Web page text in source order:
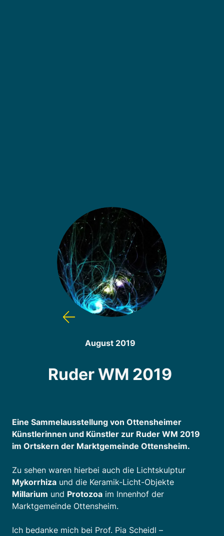
August 2019
Ruder WM 2019
Eine Sammelausstellung von Ottensheimer
Künstlerinnen und Künstler zur Ruder WM 2019
im Ortskern der Marktgemeinde Ottensheim.
Zu sehen waren hierbei auch die Lichtskulptur
Mykorrhiza und die Keramik-Licht-Objekte
Millarium und Protozoa im Innenhof der
Marktgemeinde Ottensheim.
Ich bedanke mich bei Prof. Pia Scheidl –